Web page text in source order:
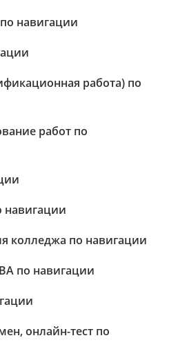
навигации
работа) по
работ по
навигации
колледжа по навигации
по навигации
онлайн-тест по